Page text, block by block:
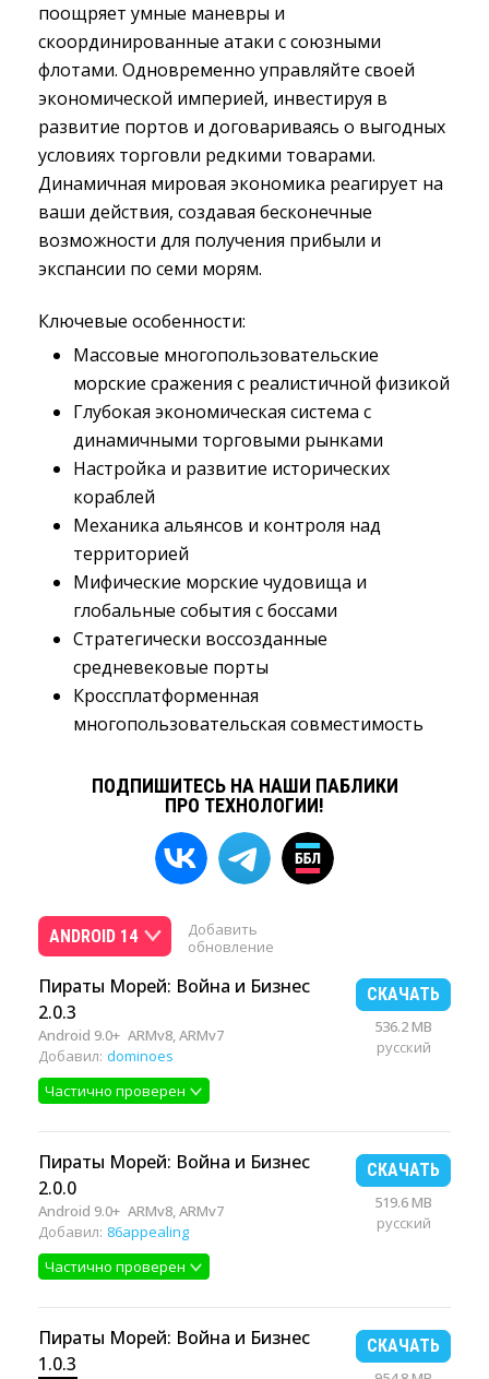
поощряет умные маневры и
скоординированные атаки с союзными
флотами. Одновременно управляйте своей
экономической империей, инвестируя в
развитие портов и договариваясь о выгодных
условиях торговли редкими товарами.
Динамичная мировая экономика реагирует на
ваши действия, создавая бесконечные
возможности для получения прибыли и
экспансии по семи морям.
Ключевые особенности:
Массовые многопользовательские
морские сражения с реалистичной физикой
Глубокая экономическая система с
динамичными торговыми рынками
Настройка и развитие исторических
кораблей
Механика альянсов и контроля над
территорией
Мифические морские чудовища и
глобальные события с боссами
Стратегически воссозданные
средневековые порты
Кроссплатформенная
многопользовательская совместимость
ПОДПИШИТЕСЬ НА НАШИ ПАБЛИКИ
ПРО ТЕХНОЛОГИИ!
ANDROID 14
Добавить
обновление
Пираты Морей: Война и Бизнес
2.0.3
Android 9.0+ ARMv8, ARMv7
Добавил: dominoes
Частично проверен
СКАЧАТЬ
536.2 MB
русский
Пираты Морей: Война и Бизнес
2.0.0
Android 9.0+ ARMv8, ARMv7
Добавил: 86appealing
Частично проверен
СКАЧАТЬ
519.6 MB
русский
Пираты Морей: Война и Бизнес
1.0.3
СКАЧАТЬ